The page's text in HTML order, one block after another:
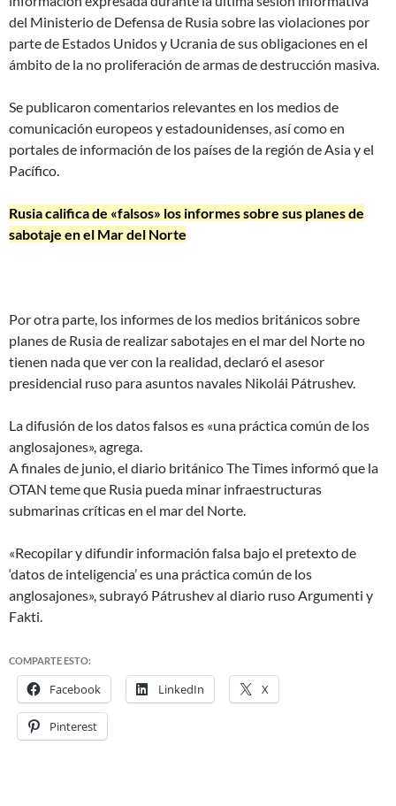
del Ministerio de Defensa de Rusia sobre las violaciones por
parte de Estados Unidos y Ucrania de sus obligaciones en el
ámbito de la no proliferación de armas de destrucción masiva.
Se publicaron comentarios relevantes en los medios de
comunicación europeos y estadounidenses, así como en
portales de información de los países de la región de Asia y el
Pacífico.
Rusia califica de «falsos» los informes sobre sus planes de
sabotaje en el Mar del Norte
Por otra parte, los informes de los medios británicos sobre
planes de Rusia de realizar sabotajes en el mar del Norte no
tienen nada que ver con la realidad, declaró el asesor
presidencial ruso para asuntos navales Nikolái Pátrushev.
La difusión de los datos falsos es «una práctica común de los
anglosajones», agrega.
A finales de junio, el diario británico The Times informó que la
OTAN teme que Rusia pueda minar infraestructuras
submarinas críticas en el mar del Norte.
«Recopilar y difundir información falsa bajo el pretexto de
‘datos de inteligencia’ es una práctica común de los
anglosajones», subrayó Pátrushev al diario ruso Argumenti y
Fakti.
COMPARTE ESTO:
Facebook LinkedIn X
Pinterest